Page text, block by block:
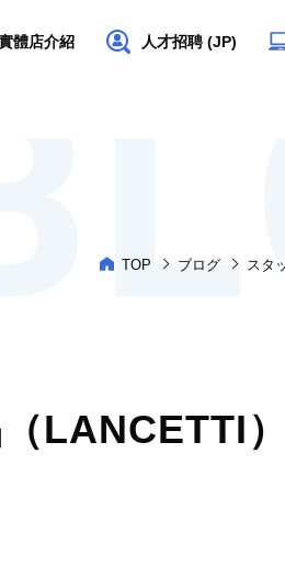
體店介紹 人才招聘 (JP)
TOP ブログ スタ
LANCETTI）